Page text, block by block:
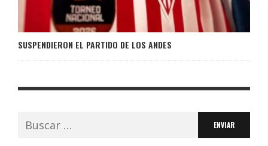
SUSPENDIERON EL PARTIDO DE LOS ANDES
Buscar: